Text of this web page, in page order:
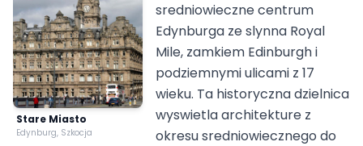
Stare Miasto
Edynburg, Szkocja
sredniowieczne centrum
Edynburga ze slynna Royal
Mile, zamkiem Edinburgh i
podziemnymi ulicami z 17
wieku. Ta historyczna dzielnica
wyswietla architekture z
okresu sredniowiecznego do